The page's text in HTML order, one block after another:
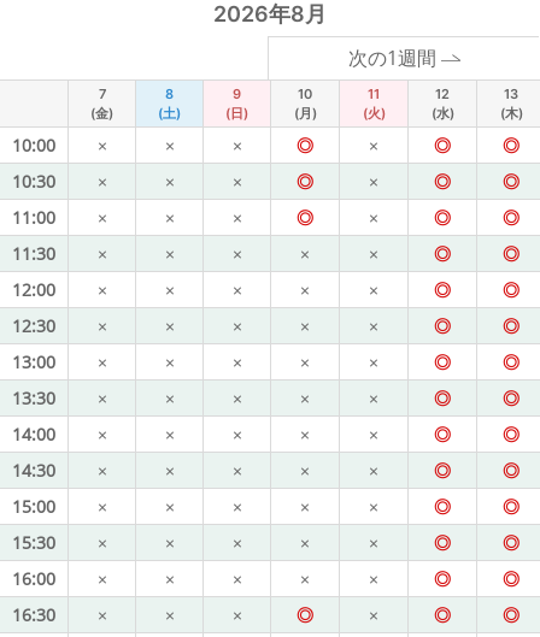
2026年8月
次の1週間
7
(金)
8
(土)
9
(日)
10
(月)
11
(火)
12
(水)
13
(木)
10:00 × × × ◎ × ◎
◎
10:30
× × × ◎ × ◎
◎
11:00
× × × ◎ × ◎
◎
11:30
× × × × × ◎
◎
12:00
× × × × × ◎
◎
12:30
× × × × × ◎
◎
13:00
× × × × × ◎
◎
13:30
× × × × × ◎
◎
14:00
× × × × × ◎
◎
14:30
× × × × × ◎
◎
15:00
× × × × × ◎
◎
15:30
× × × × × ◎
◎
16:00
× × × × × ◎
◎
16:30
× × × ◎ × ◎
◎